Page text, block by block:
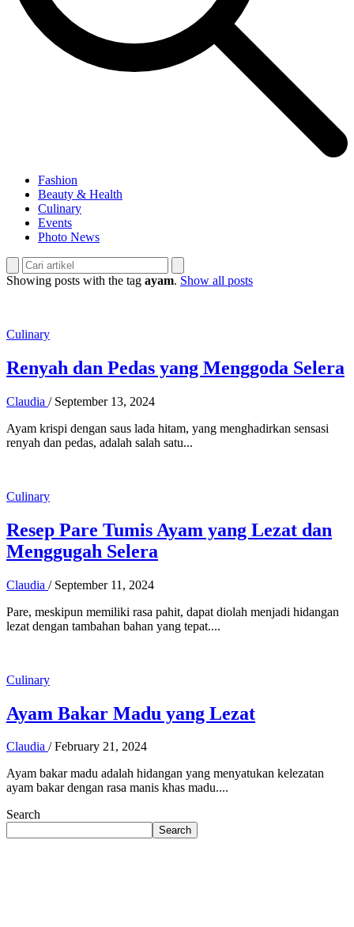
Fashion
Beauty & Health
Culinary
Events
Photo News
Showing posts with the tag ayam. Show all posts
Culinary
Renyah dan Pedas yang Menggoda Selera
Claudia / September 13, 2024
Ayam krispi dengan saus lada hitam, yang menghadirkan sensasi
renyah dan pedas, adalah salah satu...
Culinary
Resep Pare Tumis Ayam yang Lezat dan
Menggugah Selera
Claudia / September 11, 2024
Pare, meskipun memiliki rasa pahit, dapat diolah menjadi hidangan
lezat dengan tambahan bahan yang tepat....
Culinary
Ayam Bakar Madu yang Lezat
Claudia / February 21, 2024
Ayam bakar madu adalah hidangan yang menyatukan kelezatan
ayam bakar dengan rasa manis khas madu....
Search
Search